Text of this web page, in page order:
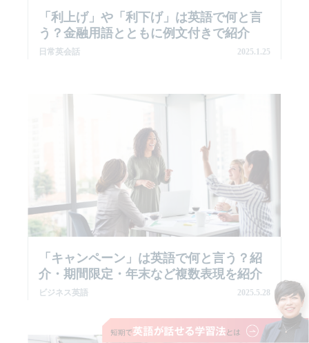
「利上げ」や「利下げ」は英語で何と言
う？金融用語とともに例文付きで紹介
日常英会話 2025.1.25
「キャンペーン」は英語で何と言う？紹
介・期間限定・年末など複数表現を紹介
ビジネス英語 2025.5.28